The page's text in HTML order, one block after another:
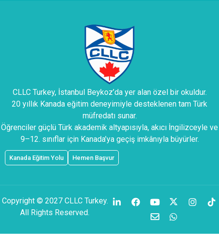
CLLC Turkey, İstanbul Beykoz’da yer alan özel bir okuldur.
20 yıllık Kanada eğitim deneyimiyle desteklenen tam Türk
müfredatı sunar.
Öğrenciler güçlü Türk akademik altyapısıyla, akıcı İngilizceyle ve
9–12. sınıflar için Kanada’ya geçiş imkânıyla büyürler.
Kanada Eğitim Yolu Hemen Başvur
Copyright © 2027 CLLC Turkey.
All Rights Reserved.